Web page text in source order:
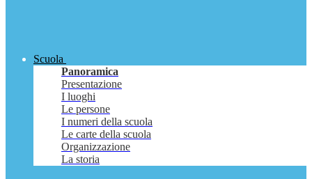
Scuola
Panoramica
Presentazione
I luoghi
Le persone
I numeri della scuola
Le carte della scuola
Organizzazione
La storia